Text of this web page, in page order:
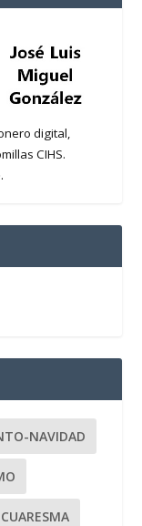
digital,
CIHS.
.
NAVIDAD
CUARESMA